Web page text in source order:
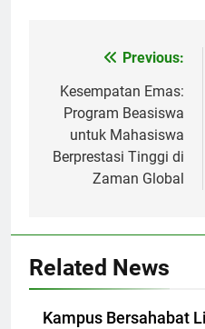
navigation
Previous:
Kesempatan Emas:
Program Beasiswa
untuk Mahasiswa
Berprestasi Tinggi di
Zaman Global
Related News
Kampus Bersahabat